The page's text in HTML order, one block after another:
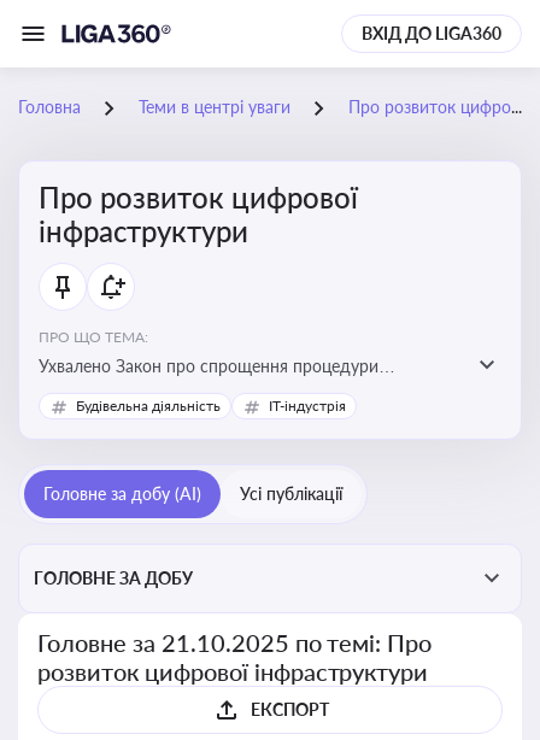
ВХІД ДО LIGA360
Головна Теми в центрі уваги Про розвиток цифрової інфраструктури
Про розвиток цифрової
інфраструктури
ПРО ЩО ТЕМА:
Ухвалено Закон про спрощення процедури
відведення земельних ділянок для розвитку цифрової
інфраструктури
Будівельна діяльність IT-індустрія
Головне за добу (AI) Усі публікації
ГОЛОВНЕ ЗА ДОБУ
Головне за 21.10.2025 по темі: Про
розвиток цифрової інфраструктури
ЕКСПОРТ